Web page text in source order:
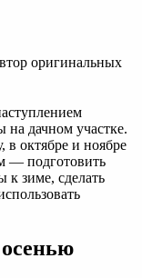
осенью
оригинальных
на дачном участке.
в октябре и ноябре
— подготовить
к зиме, сделать